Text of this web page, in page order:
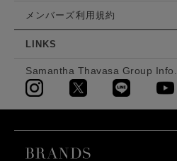
メンバーズ利用規約
LINKS
Samantha Thavasa Group Info.